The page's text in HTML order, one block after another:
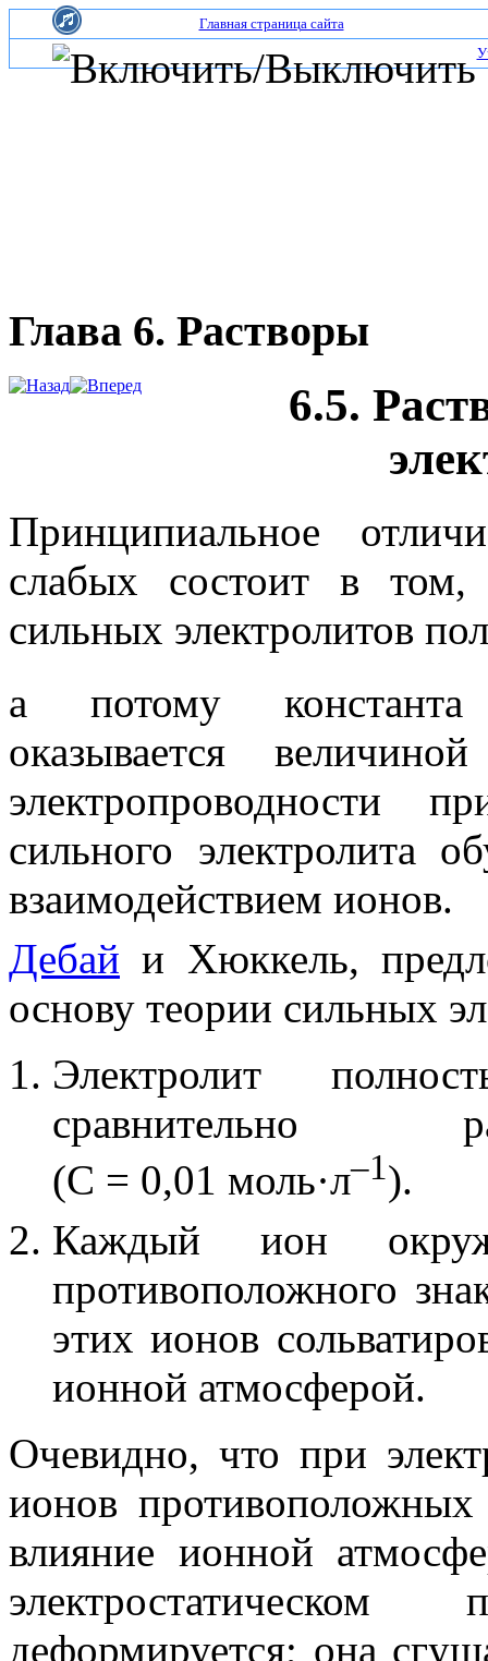
Главная страница сайта
Глава 6. Растворы
6.5.
Принципиальное
слабых состоит в том,
сильных электролитов
а потому константа
оказывается
электропроводности
сильного электролита
взаимодействием ионов.
Дебай и Хюккель,
основу теории сильных
Электролит
сравнительно
(C = 0,01 моль·л–1).
Каждый ион
противоположного
этих ионов
ионной атмосферой.
Очевидно, что при
ионов противоположных
влияние ионной
деформируется; она